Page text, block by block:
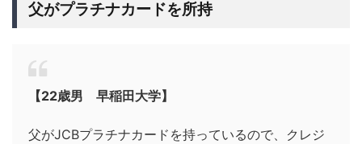
父がプラチナカードを所持
【22歳男 早稲田大学】
父がJCBプラチナカードを持っているので、クレジ